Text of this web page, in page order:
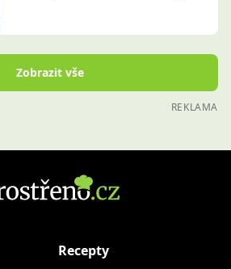
Zobrazit vše
REKLAMA
Recepty